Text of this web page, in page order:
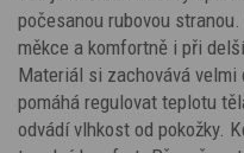
počesanou rubovou
měkce a komfortně i při
Materiál si zachovává velmi
pomáhá regulovat teplotu
odvádí vlhkost od pokožky.